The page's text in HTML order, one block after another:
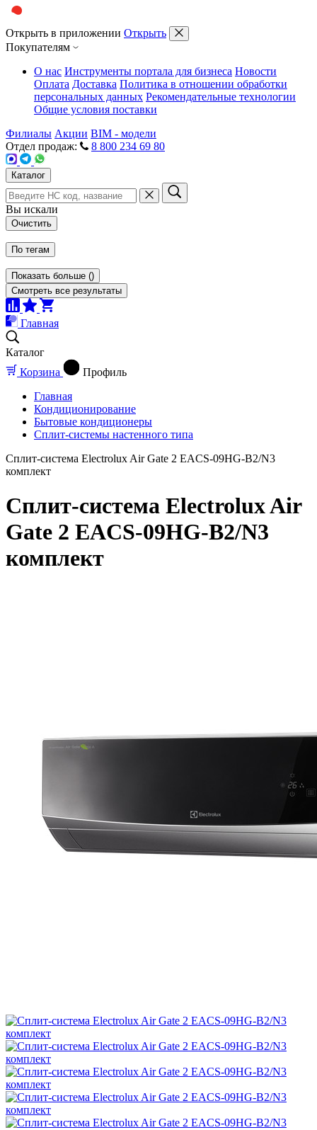
Открыть в приложении Открыть
Покупателям
О нас Инструменты портала для бизнеса Новости
Оплата Доставка Политика в отношении обработки
персональных данных Рекомендательные технологии
Общие условия поставки
Филиалы Акции BIM - модели
Отдел продаж:
8 800 234 69 80
Каталог
Вы искали
Очистить
По тегам
Показать больше ()
Смотреть все результаты
Главная
Каталог
Корзина
Профиль
Главная
Кондиционирование
Бытовые кондиционеры
Сплит-системы настенного типа
Сплит-система Electrolux Air Gate 2 EACS-09HG-B2/N3
комплект
Сплит-система Electrolux Air
Gate 2 EACS-09HG-B2/N3
комплект